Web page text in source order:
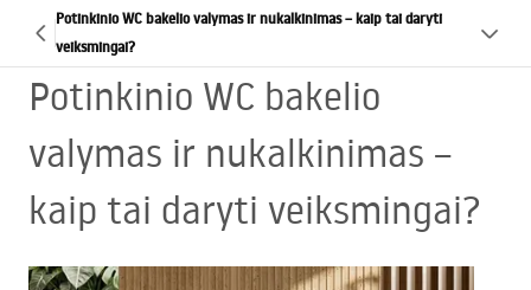
Potinkinio WC bakelio valymas ir nukalkinimas – kaip tai daryti
veiksmingai?
Potinkinio WC bakelio
valymas ir nukalkinimas –
kaip tai daryti veiksmingai?